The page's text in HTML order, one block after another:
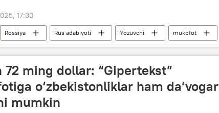
17:30
Rossiya Rus adabiyoti Yozuvchi mukofot
O‘zbekiston - Rossiya
72 ming dollar: “Gipertekst”
o‘zbekistonliklar ham da’vogar
mumkin